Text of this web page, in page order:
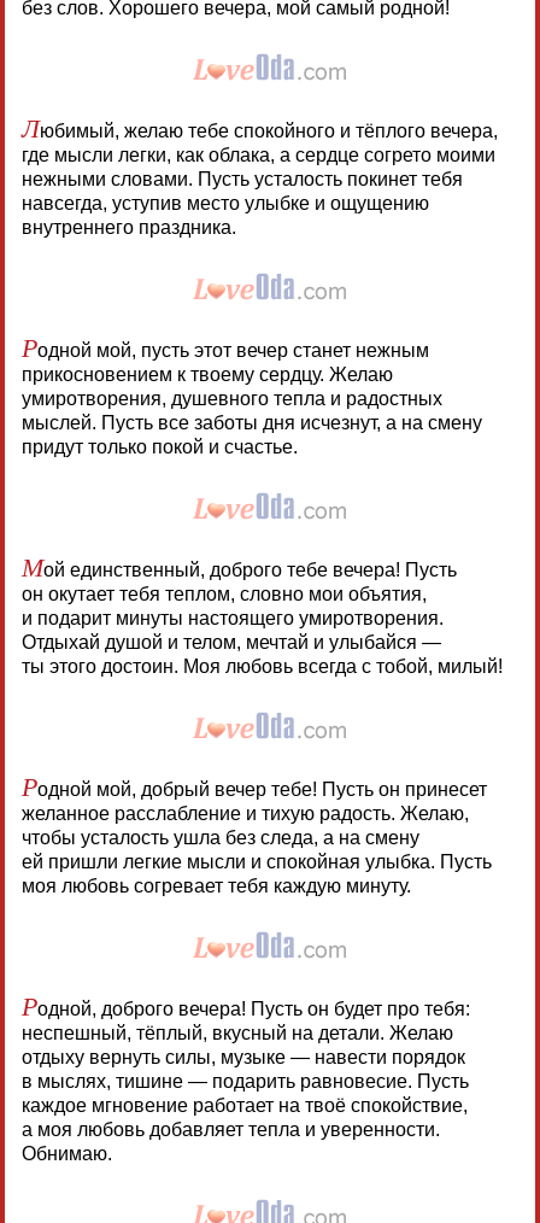
без слов. Хорошего вечера, мой самый родной!
Любимый, желаю тебе спокойного и тёплого вечера,
где мысли легки, как облака, а сердце согрето моими
нежными словами. Пусть усталость покинет тебя
навсегда, уступив место улыбке и ощущению
внутреннего праздника.
Родной мой, пусть этот вечер станет нежным
прикосновением к твоему сердцу. Желаю
умиротворения, душевного тепла и радостных
мыслей. Пусть все заботы дня исчезнут, а на смену
придут только покой и счастье.
Мой единственный, доброго тебе вечера! Пусть
он окутает тебя теплом, словно мои объятия,
и подарит минуты настоящего умиротворения.
Отдыхай душой и телом, мечтай и улыбайся —
ты этого достоин. Моя любовь всегда с тобой, милый!
Родной мой, добрый вечер тебе! Пусть он принесет
желанное расслабление и тихую радость. Желаю,
чтобы усталость ушла без следа, а на смену
ей пришли легкие мысли и спокойная улыбка. Пусть
моя любовь согревает тебя каждую минуту.
Родной, доброго вечера! Пусть он будет про тебя:
неспешный, тёплый, вкусный на детали. Желаю
отдыху вернуть силы, музыке — навести порядок
в мыслях, тишине — подарить равновесие. Пусть
каждое мгновение работает на твоё спокойствие,
а моя любовь добавляет тепла и уверенности.
Обнимаю.